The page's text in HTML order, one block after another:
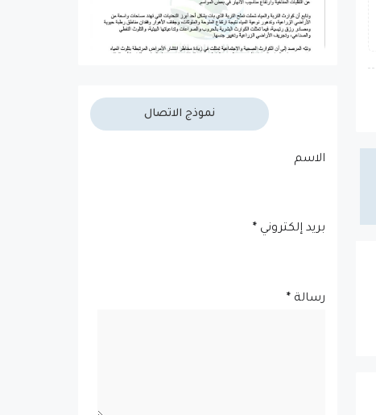
نموذج الاتصال
الاسم
بريد إلكتروني *
رسالة *